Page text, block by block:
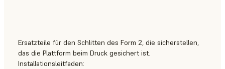
Ersatzteile für den Schlitten des Form 2, die sicherstellen,
das die Plattform beim Druck gesichert ist.
Installationsleitfaden: